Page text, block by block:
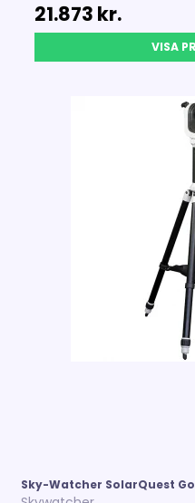
21.873 kr.
VISA
Sky-Watcher SolarQuest